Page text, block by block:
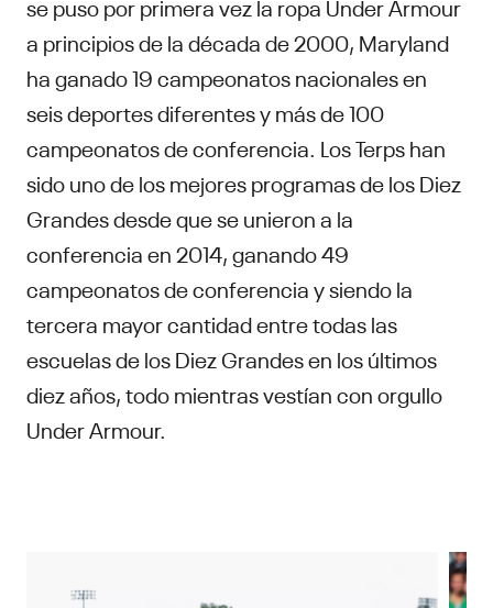
se puso por primera vez la ropa Under Armour
a principios de la década de 2000, Maryland
ha ganado 19 campeonatos nacionales en
seis deportes diferentes y más de 100
campeonatos de conferencia. Los Terps han
sido uno de los mejores programas de los Diez
Grandes desde que se unieron a la
conferencia en 2014, ganando 49
campeonatos de conferencia y siendo la
tercera mayor cantidad entre todas las
escuelas de los Diez Grandes en los últimos
diez años, todo mientras vestían con orgullo
Under Armour.